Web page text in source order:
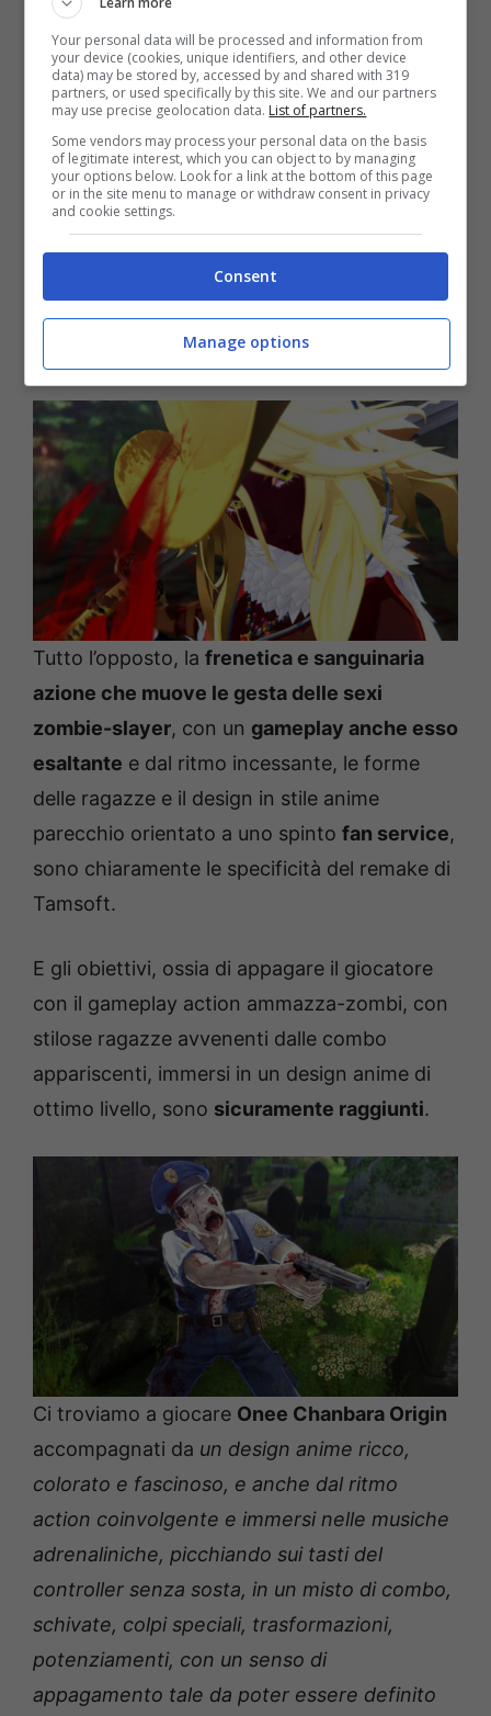
fuoriesca da non-morti, ancora bello vivido:
anche se lastoria prende piede da un
background tipico da dramma familiare, con
Aya alla ricerca della sorella smarrita e
coinvolta nella morte della madre, non è
certo la narrazione (e la breve modalità
campagna) il motivo principale su cui Onee
Chanbara Origin si concentra, e non è
neanche il motivo per il quale un player
dovrebbe optare per questo titolo.
Tutto l’opposto, la frenetica e sanguinaria
azione che muove le gesta delle sexi
zombie-slayer, con un gameplay anche esso
esaltante e dal ritmo incessante, le forme
delle ragazze e il design in stile anime
parecchio orientato a uno spinto fan service,
sono chiaramente le specificità del remake di
Tamsoft.
E gli obiettivi, ossia di appagare il giocatore
con il gameplay action ammazza-zombi, con
stilose ragazze avvenenti dalle combo
appariscenti, immersi in un design anime di
ottimo livello, sono sicuramente raggiunti.
Ci troviamo a giocare Onee Chanbara Origin
accompagnati da un design anime ricco,
colorato e fascinoso, e anche dal ritmo
action coinvolgente e immersi nelle musiche
adrenaliniche, picchiando sui tasti del
controller senza sosta, in un misto di combo,
schivate, colpi speciali, trasformazioni,
potenziamenti, con un senso di
appagamento tale da poter essere definito
Your personal data will be processed and information from
your device (cookies, unique identifiers, and other device
data) may be stored by, accessed by and shared with 319
partners, or used specifically by this site. We and our partners
may use precise geolocation data. List of partners.
Some vendors may process your personal data on the basis
of legitimate interest, which you can object to by managing
your options below. Look for a link at the bottom of this page
or in the site menu to manage or withdraw consent in privacy
and cookie settings.
Consent
Manage options